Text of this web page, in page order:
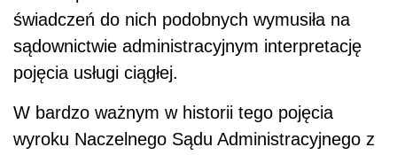
świadczeń do nich podobnych wymusiła na
sądownictwie administracyjnym interpretację
pojęcia usługi ciągłej.
W bardzo ważnym w historii tego pojęcia
wyroku Naczelnego Sądu Administracyjnego z